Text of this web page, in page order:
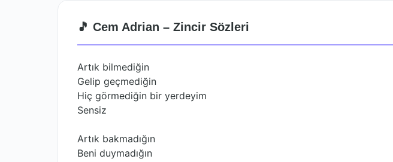
🎵 Cem Adrian – Zincir Sözleri
Artık bilmediğin
Gelip geçmediğin
Hiç görmediğin bir yerdeyim
Sensiz
Artık bakmadığın
Beni duymadığın